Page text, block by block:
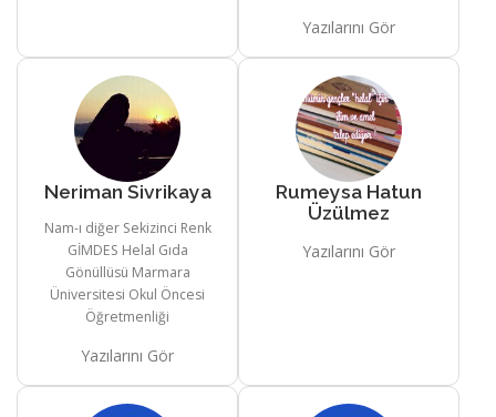
Yazılarını Gör
Neriman Sivrikaya
Nam-ı diğer Sekizinci Renk
GİMDES Helal Gıda
Gönüllüsü Marmara
Üniversitesi Okul Öncesi
Öğretmenliği
Yazılarını Gör
Rumeysa Hatun
Üzülmez
Yazılarını Gör